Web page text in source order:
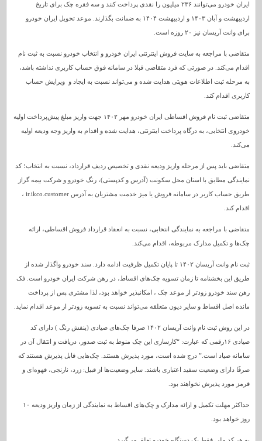
ایران خودرو می‌توانند ۲۳۶ میلیون را نقدی پرداخت کنند و سه فقره چک برای تاریخ
اردیبهشت و آبان ۱۴۰۳ و اردیبهشت ۱۴۰۴ به ضمانت بگذارند. موعد تحویل ایران خودرو
برای وانت آریسان نیز ۲۰ روزه است.
متقاضی با مراجعه به سایت فروش اینترنتی ایران خودرو و انتخاب خودرو نسبت به ثبت نام
اقدام می‌کند. در صورتی که فرد متقاضی قبلا در سامانه فوق حساب کاربری نداشته باشد،
به مرحله ثبت اطلاعات هویتی هدایت شده و می‌تواند نسبت به ایجاد و ویرایش حساب
کاربری اقدام کند.
متقاضی ثبت نام فروش اقساطی ایران خودرو مهر ۱۴۰۲ جهت واریز مبلغ پیش‌پرداخت اولیه
خودروی انتخابی، به درگاه پرداخت اینترنتی، هدایت شده و اقدام به واریز وجه ودیعه اولیه
می‌کند.
متقاضی باید پس از مرحله واریز ودیعه نقدی و تخصیص ردیف قرارداد، نسبت به انتخاب؛ کد
نمایندگی مطابق با استان محل سکونت (آدرس و کدپستی)، رنگ خودرو و شرکت بیمه گراز
طریق حساب کاربر در سامانه فروش یا میز خدمت مشتریان به آدرس ir.ikco.customer ،
اقدام کند.
متقاضی با مراجعه به نمایندگی انتخابی، نسبت به انعقاد قرارداد فروش اقساطی، ارائه
چک‌ها و تکمیل مدارک مربوطه، اقدام می‌کند.
ثبت نام وانت آریسان ۱۴۰۲ تا پایان تکمیل ظرفیت ادامه دارد. سند خودرو واگذار شده از
طریق این بخشنامه تا زمان تسویه چک‌های اقساط، در رهن شرکت ایران خودرو است. فک
رهن سند خودرو زودتر از موعد چک ، امکانپذیر خواهد بود، لذا مشتری پس از پرداخت
مانده اصل اقساط و سایر دیون متعلقه می‌تواند نسبت به تسویه زودتر از موعد اقدام نماید.
در این روش ثبت نام وانت آریسان ۱۴۰۲ صرفا چک‌های صیادی (بنفش رنگ ) دارای کد
صیادی ۱۶رقمی که عبارت: “کارسازی این چک منوط به ثبت صدور، دریافت و انتقال آن در
سامانه صیاد است.” درج شده است، مورد پذیرش هستند. چک‌هایی قابل پذیرش هستند که
صرفًا دارای وضعیت سفید اعتباری باشند. سایر وضعیت‌ها از قبیل: زرد، نارنجی، قهوه‌ای و
قرمز مورد پذیرش نخواهند بود.
حداکثر مهلت تکمیل و ارائه مدارک و چک‌های اقساط به نمایندگی از زمان واریز ودیعه ۱۰
روز خواهد بود.